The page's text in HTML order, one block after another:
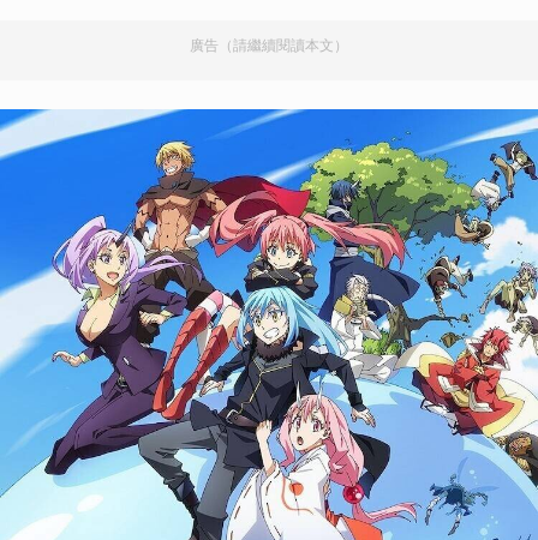
廣告（請繼續閱讀本文）